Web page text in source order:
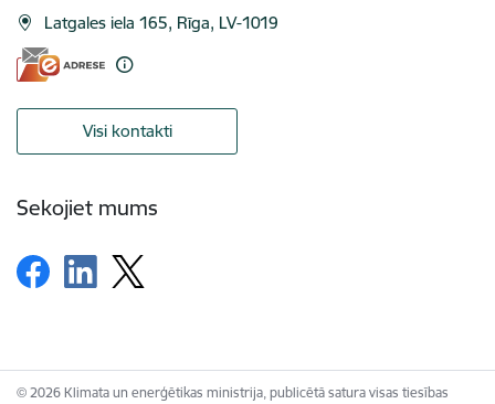
Latgales iela 165, Rīga, LV-1019
Visi kontakti
Sekojiet mums
© 2026 Klimata un enerģētikas ministrija, publicētā satura visas tiesības